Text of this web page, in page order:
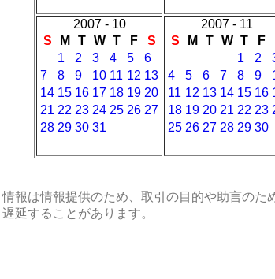
2007 - 10
S
M T W T F
S
1
2 3 4 5
6
7
8 9 10 11 12 13
14 15 16 17 18 19 20
21 22 23 24 25 26 27
28 29 30 31
2007 - 11
S
M T W T F
1
2
4
5 6 7 8 9
11 12 13 14 15 16
18 19 20 21 22 23
25 26 27 28 29 30
情報は情報提供のため、取引の目的や助言のた
遅延することがあります。